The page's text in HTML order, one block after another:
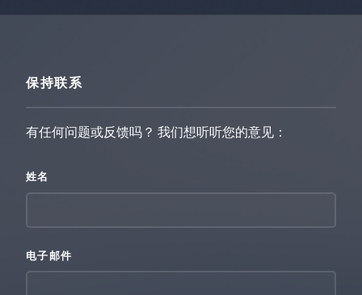
保持联系
有任何问题或反馈吗？ 我们想听听您的意见：
姓名
电子邮件